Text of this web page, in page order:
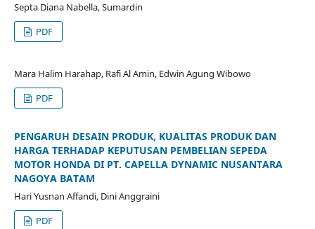
Septa Diana Nabella, Sumardin
PDF
Mara Halim Harahap, Rafi Al Amin, Edwin Agung Wibowo
PDF
PENGARUH DESAIN PRODUK, KUALITAS PRODUK DAN
HARGA TERHADAP KEPUTUSAN PEMBELIAN SEPEDA
MOTOR HONDA DI PT. CAPELLA DYNAMIC NUSANTARA
NAGOYA BATAM
Hari Yusnan Affandi, Dini Anggraini
PDF